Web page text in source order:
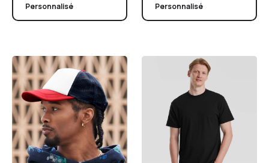
Personnalisé Personnalisé